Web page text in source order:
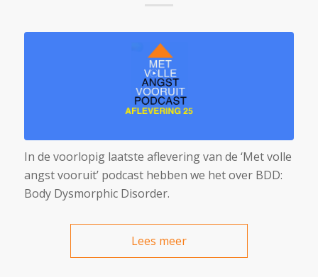
In de voorlopig laatste aflevering van de ‘Met volle
angst vooruit’ podcast hebben we het over BDD:
Body Dysmorphic Disorder.
Lees meer